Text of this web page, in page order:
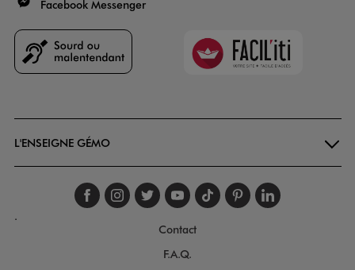
Facebook Messenger
Faciliti
L'ENSEIGNE GÉMO
Suivez-nous sur
Suivez-nous sur
Suivez-nous sur
Suivez-nous
Suivez-nous
Suivez-
.
Contact
F.A.Q.